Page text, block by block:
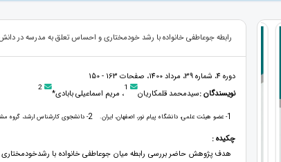
رابطه جوعاطفی خانواده با رشد خودمختاری و احساس تعلق به مدرسه در
دوره 4، شماره 39، مرداد 1400، صفحات 163 - 150
نویسندگان :سیدمحمد قلمکاریان 1، مریم اسماعیلی بابادی* 2
1- عضو هیئت علمی، دانشگاه پیام نور، اصفهان، ایران. 2- دانشجوی کارشناس ارشد، گروه
چکیده :
هدف پژوهش حاضر بررسی رابطه میان جوعاطفی خانواده با